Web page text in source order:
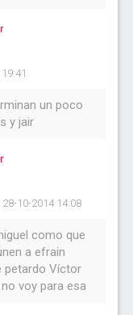
un poco
y jair
28-10-2014 14:08
como que
a efrain
petardo Víctor
voy para esa